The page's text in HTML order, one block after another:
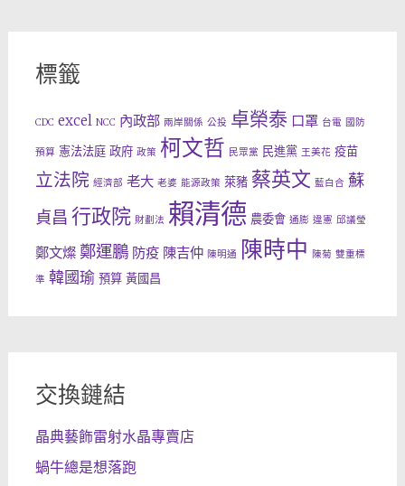
標籤
CDC excel NCC 內政部 兩岸關係 公投 卓榮泰 口罩 台電 國防
預算 憲法法庭 政府 政策 柯文哲 民眾黨 民進黨 王美花 疫苗
立法院 經濟部 老大 老婆 能源政策 萊豬 蔡英文 藍白合 蘇
貞昌 行政院 財劃法 賴清德 農委會 通膨 違憲 邱議瑩
鄭文燦 鄭運鵬 防疫 陳吉仲 陳明通 陳時中 陳菊 雙重標
準 韓國瑜 預算 黃國昌
交換鏈結
晶典藝飾雷射水晶專賣店
蝸牛總是想落跑